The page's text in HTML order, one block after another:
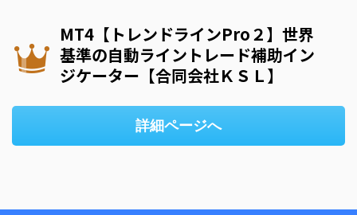
MT4【トレンドラインPro２】世界
基準の自動ライントレード補助イン
ジケーター【合同会社ＫＳＬ】
詳細ページへ